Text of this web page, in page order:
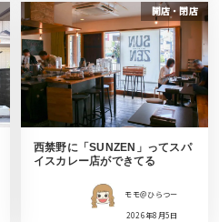
開店・閉店
西禁野に「SUNZEN」ってスパ
イスカレー店ができてる
モモ＠ひらつー
2026年8月5日